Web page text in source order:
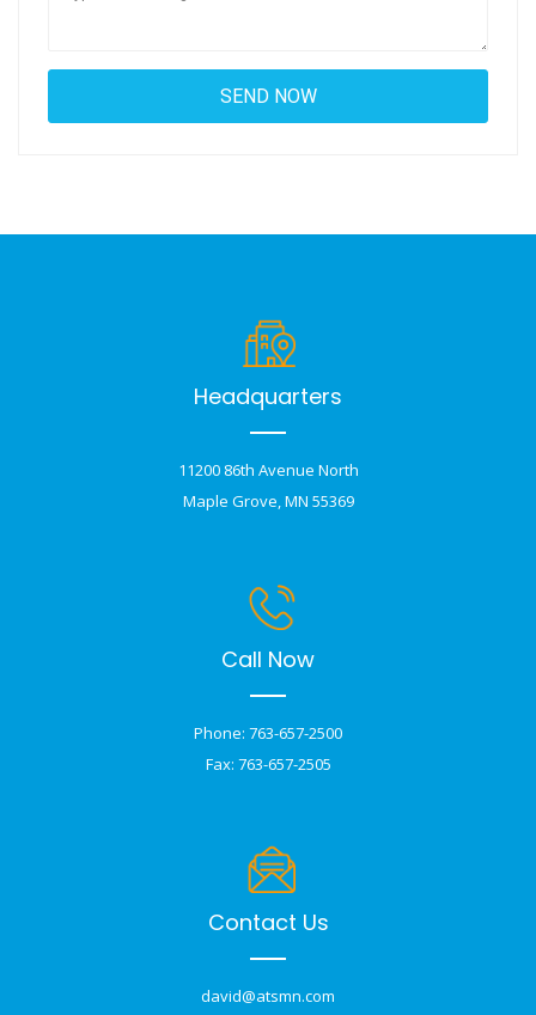
Headquarters
11200 86th Avenue North
Maple Grove, MN 55369
Call Now
Phone: 763-657-2500
Fax: 763-657-2505
Contact Us
david@atsmn.com